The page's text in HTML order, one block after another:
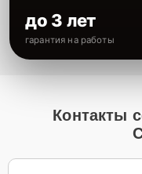
до 3 лет
гарантия на работы
Контакты